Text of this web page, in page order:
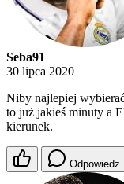
Seba91
30 lipca 2020
Niby najlepiej
to już jakieś minuty a
kierunek.
Odpowiedz